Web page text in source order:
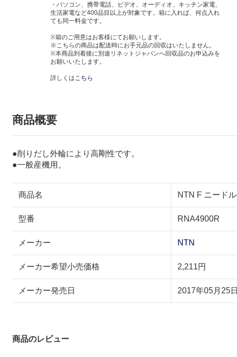
・パソコン、携帯電話、ビデオ、オーディオ、キッチン家電、
生活家電など400品目以上が対象です。箱に入れば、何点入れ
ても同一料金です。
※箱のご用意はお客様にてお願いします。
※こちらの商品は配送時にお手元品の回収はいたしません。
※本商品到着後に別途リネットジャパンへ回収品のお申込みを
お願いいたします。
詳しくは こちら
商品概要
●削りだし外輪により高剛性です。
●一般産機用。
商品名 NTN F ニード
型番 RNA4900R
メーカー NTN
メーカー希望小売価格 2,211円
メーカー発売日 2017年05月25日
商品のレビュー